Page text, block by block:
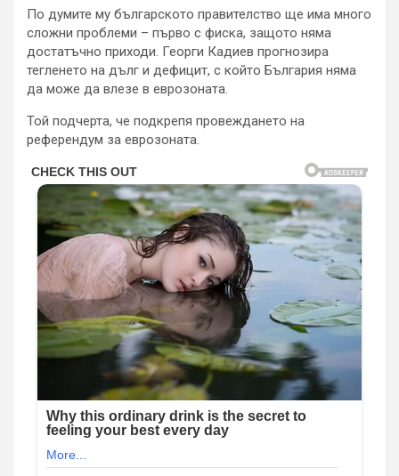
По думите му българското правителство ще има много
сложни проблеми – първо с фиска, защото няма
достатъчно приходи. Георги Кадиев прогнозира
тегленето на дълг и дефицит, с който България няма
да може да влезе в еврозоната.
Той подчерта, че подкрепя провеждането на
референдум за еврозоната.